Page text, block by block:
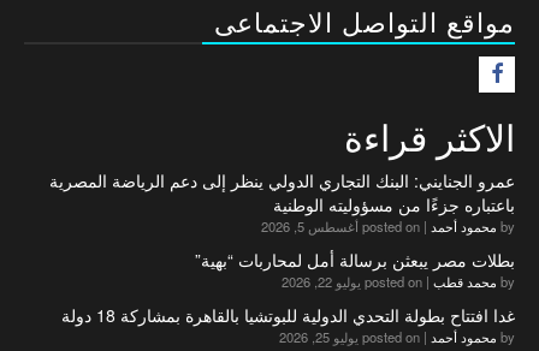
مواقع التواصل الاجتماعى
الاكثر قراءة
عمرو الجنايني: البنك التجاري الدولي ينظر إلى دعم الرياضة المصرية
باعتباره جزءًا من مسؤوليته الوطنية
by محمود أحمد | posted on أغسطس 5, 2026
بطلات مصر يبعثن برسالة أمل لمحاربات “بهية”
by محمد قطب | posted on يوليو 22, 2026
غدا افتتاح بطولة التحدي الدولية للبوتشيا بالقاهرة بمشاركة 18 دولة
by محمود أحمد | posted on يوليو 25, 2026